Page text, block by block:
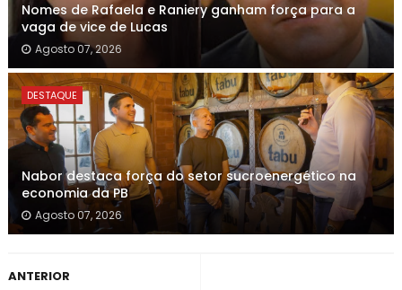
Nomes de Rafaela e Raniery ganham força para a
vaga de vice de Lucas
Agosto 07, 2026
DESTAQUE
Nabor destaca força do setor sucroenergético na
economia da PB
Agosto 07, 2026
ANTERIOR